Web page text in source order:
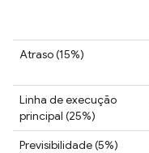
Atraso (15%)
Linha de execução
principal (25%)
Previsibilidade (5%)